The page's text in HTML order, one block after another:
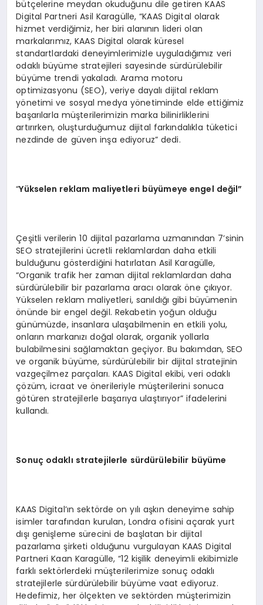
bütçelerine meydan okuduğunu dile getiren KAAS
Digital Partneri Asil Karagülle, “KAAS Digital olarak
hizmet verdiğimiz, her biri alanının lideri olan
markalarımız, KAAS Digital olarak küresel
standartlardaki deneyimlerimizle uyguladığımız veri
odaklı büyüme stratejileri sayesinde sürdürülebilir
büyüme trendi yakaladı. Arama motoru
optimizasyonu (SEO), veriye dayalı dijital reklam
yönetimi ve sosyal medya yönetiminde elde ettiğimiz
başarılarla müşterilerimizin marka bilinirliklerini
artırırken, oluşturduğumuz dijital farkındalıkla tüketici
nezdinde de güven inşa ediyoruz” dedi.
“Yükselen reklam maliyetleri büyümeye engel değil”
Çeşitli verilerin 10 dijital pazarlama uzmanından 7’sinin
SEO stratejilerini ücretli reklamlardan daha etkili
bulduğunu gösterdiğini hatırlatan Asil Karagülle,
“Organik trafik her zaman dijital reklamlardan daha
sürdürülebilir bir pazarlama aracı olarak öne çıkıyor.
Yükselen reklam maliyetleri, sanıldığı gibi büyümenin
önünde bir engel değil. Rekabetin yoğun olduğu
günümüzde, insanlara ulaşabilmenin en etkili yolu,
onların markanızı doğal olarak, organik yollarla
bulabilmesini sağlamaktan geçiyor. Bu bakımdan, SEO
ve organik büyüme, sürdürülebilir bir dijital stratejinin
vazgeçilmez parçaları. KAAS Digital ekibi, veri odaklı
çözüm, icraat ve önerileriyle müşterilerini sonuca
götüren stratejilerle başarıya ulaştırıyor” ifadelerini
kullandı.
Sonuç odaklı stratejilerle sürdürülebilir büyüme
KAAS Digital’ın sektörde on yılı aşkın deneyime sahip
isimler tarafından kurulan, Londra ofisini açarak yurt
dışı genişleme sürecini de başlatan bir dijital
pazarlama şirketi olduğunu vurgulayan KAAS Digital
Partneri Kaan Karagülle, “12 kişilik deneyimli ekibimizle
farklı sektörlerdeki müşterilerimize sonuç odaklı
stratejilerle sürdürülebilir büyüme vaat ediyoruz.
Hedefimiz, her ölçekten ve sektörden müşterimizin